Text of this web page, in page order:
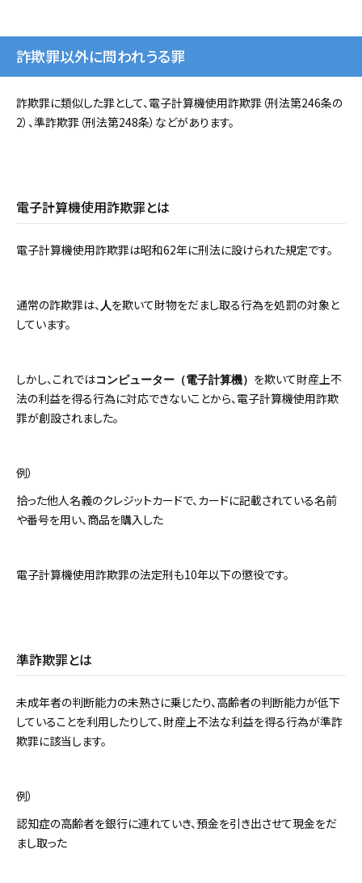
詐欺罪以外に問われうる罪
詐欺罪に類似した罪として、電子計算機使用詐欺罪（刑法第246条の
2）、準詐欺罪（刑法第248条）などがあります。
電子計算機使用詐欺罪とは
電子計算機使用詐欺罪は昭和62年に刑法に設けられた規定です。
通常の詐欺罪は、 人を欺いて財物をだまし取る行為を処罰の対象と
しています。
しかし、これではコンピューター（電子計算機） を欺いて財産上不
法の利益を得る行為に対応できないことから、電子計算機使用詐欺
罪が創設されました。
例）
拾った他人名義のクレジットカードで、カードに記載されている名前
や番号を用い、商品を購入した
電子計算機使用詐欺罪の法定刑も10年以下の懲役です。
準詐欺罪とは
未成年者の判断能力の未熟さに乗じたり、高齢者の判断能力が低下
していることを利用したりして、財産上不法な利益を得る行為が準詐
欺罪に該当します。
例）
認知症の高齢者を銀行に連れていき、預金を引き出させて現金をだ
まし取った